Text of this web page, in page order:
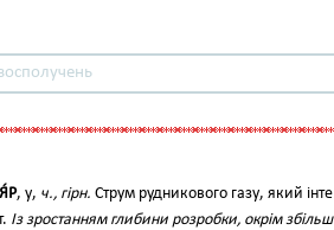
, у, ч., гірн. Струм рудникового газу, який
Із зростанням глибини розробки, окрім